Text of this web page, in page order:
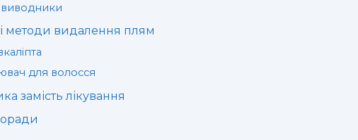
методи видалення плям
для волосся
замість лікування